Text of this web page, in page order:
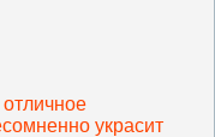
украсит